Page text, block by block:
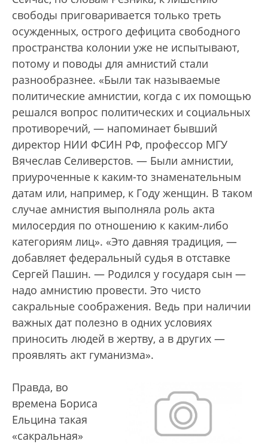
свободы приговаривается только треть
осужденных, острого дефицита свободного
пространства колонии уже не испытывают,
потому и поводы для амнистий стали
разнообразнее. «Были так называемые
политические амнистии, когда с их помощью
решался вопрос политических и социальных
противоречий, — напоминает бывший
директор НИИ ФСИН РФ, профессор МГУ
Вячеслав Селиверстов. — Были амнистии,
приуроченные к каким-то знаменательным
датам или, например, к Году женщин. В таком
случае амнистия выполняла роль акта
милосердия по отношению к каким-либо
категориям лиц». «Это давняя традиция, —
добавляет федеральный судья в отставке
Сергей Пашин. — Родился у государя сын —
надо амнистию провести. Это чисто
сакральные соображения. Ведь при наличии
важных дат полезно в одних условиях
приносить людей в жертву, а в других —
проявлять акт гуманизма».
Правда, во
времена Бориса
Ельцина такая
«сакральная»